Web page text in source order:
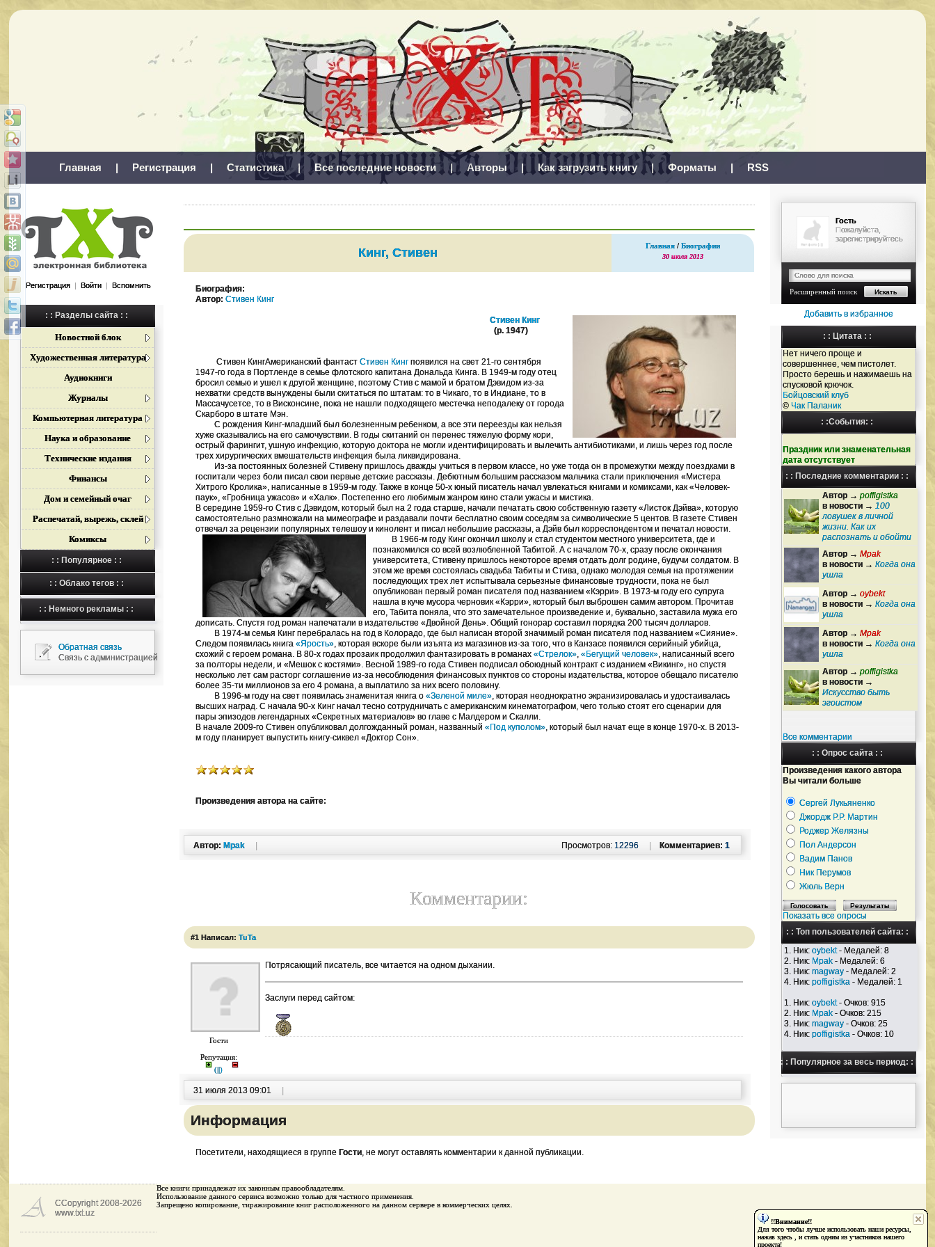
!!Внимание!!
Для того чтобы лучше использовать наши ресурсы,
нажав здесь , и стать одним из участников нашего
проекта!
Главная | Регистрация | Статистика | Все последние новости | Авторы | Как загрузить книгу | Форматы | RSS
Регистрация | Войти | Вспомнить
: : Разделы сайта : :
Новостной блок
Художественная литература
Аудиокниги
Журналы
Компьютерная литература
Наука и образование
Технические издания
Финансы
Дом и семейный очаг
Распечатай, вырежь, склей
Комиксы
: : Популярное : :
: : Облако тегов : :
: : Немного рекламы : :
Обратная связь
Связь с администрацией
Гость
Пожалуйста,
зарегистрируйтесь
Расширенный поиск
Добавить в избранное
: : Цитата : :
Нет ничего проще и
совершеннее, чем пистолет.
Просто берешь и нажимаешь на
спусковой крючок.
Бойцовский клуб
© Чак Паланик
: :События: :
Праздник или знаменательная
дата отсутствует
: : Последние комментарии : :
Автор → poffigistka
в новости → 100
ловушек в личной
жизни. Как их
распознать и обойти
Автор → Mpak
в новости → Когда она
ушла
Автор → oybekt
в новости → Когда она
ушла
Автор → Mpak
в новости → Когда она
ушла
Автор → poffigistka
в новости →
Искусство быть
эгоистом
Все комментарии
: : Опрос сайта : :
Произведения какого автора
Вы читали больше
Сергей Лукьяненко
Джордж Р.Р. Мартин
Роджер Желязны
Пол Андерсон
Вадим Панов
Ник Перумов
Жюль Верн
Показать все опросы
: : Топ пользователей сайта: :
1. Ник: oybekt- Медалей: 8
2. Ник: Mpak- Медалей: 6
3. Ник: magway- Медалей: 2
4. Ник: poffigistka- Медалей: 1
1. Ник: oybekt- Очков: 915
2. Ник: Mpak- Очков: 215
3. Ник: magway- Очков: 25
4. Ник: poffigistka- Очков: 10
: : Популярное за весь период: :
Кинг, Стивен Главная /Биографии
30 июля 2013
Биография:
Автор: Стивен Кинг
Стивен Кинг
(р. 1947)
Стивен КингАмериканский фантастСтивен Кинг появился на свет 21-го сентября
1947-го года в Портленде в семье флотского капитана Дональда Кинга. В 1949-м году отец
бросил семью и ушел к другой женщине, поэтому Стив с мамой и братом Дэвидом из-за
нехватки средств вынуждены были скитаться по штатам: то в Чикаго, то в Индиане, то в
Массачусетсе, то в Висконсине, пока не нашли подходящего местечка неподалеку от города
Скарборо в штате Мэн.
С рождения Кинг-младший был болезненным ребенком, а все эти переезды как нельзя
хуже сказывались на его самочувствии. В годы скитаний он перенес тяжелую форму кори,
острый фарингит, ушную инфекцию, которую доктора не могли идентифицировать и вылечить антибиотиками, и лишь через год после
трех хирургических вмешательств инфекция была ликвидирована.
Из-за постоянных болезней Стивену пришлось дважды учиться в первом классе, но уже тогда он в промежутки между поездками в
госпитали через боли писал свои первые детские рассказы. Дебютным большим рассказом мальчика стали приключения «Мистера
Хитрого Кролика», написанные в 1959-м году. Также в конце 50-х юный писатель начал увлекаться книгами и комиксами, как «Человек-
паук», «Гробница ужасов» и «Халк». Постепенно его любимым жанром кино стали ужасы и мистика.
В середине 1959-го Стив с Дэвидом, который был на 2 года старше, начали печатать свою собственную газету «Листок Дэйва», которую
самостоятельно размножали на мимеографе и раздавали почти бесплатно своим соседям за символические 5 центов. В газете Стивен
отвечал за рецензии популярных телешоу и кинолент и писал небольшие рассказы, а Дэйв был корреспондентом и печатал новости.
В 1966-м году Кинг окончил школу и стал студентом местного университета, где и
познакомился со всей возлюбленной Табитой. А с началом 70-х, сразу после окончания
университета, Стивену пришлось некоторое время отдать долг родине, будучи солдатом. В
этом же время состоялась свадьба Табиты и Стива, однако молодая семья на протяжении
последующих трех лет испытывала серьезные финансовые трудности, пока не был
опубликован первый роман писателя под названием «Кэрри». В 1973-м году его супруга
нашла в куче мусора черновик «Кэрри», который был выброшен самим автором. Прочитав
его, Табита поняла, что это замечательное произведение и, буквально, заставила мужа его
дописать. Спустя год роман напечатали в издательстве «Двойной День». Общий гонорар составил порядка 200 тысяч долларов.
В 1974-м семья Кинг перебралась на год в Колорадо, где был написан второй значимый роман писателя под названием «Сияние».
Следом появилась книга«Ярость», которая вскоре были изъята из магазинов из-за того, что в Канзасе появился серийный убийца,
схожий с героем романа. В 80-х годах прозаик продолжил фантазировать в романах«Стрелок»,«Бегущий человек», написанный всего
за полторы недели, и «Мешок с костями». Весной 1989-го года Стивен подписал обоюдный контракт с изданием «Викинг», но спустя
несколько лет сам расторг соглашение из-за несоблюдения финансовых пунктов со стороны издательства, которое обещало писателю
более 35-ти миллионов за его 4 романа, а выплатило за них всего половину.
В 1996-м году на свет появилась знаменитая книга о«Зеленой миле», которая неоднократно экранизировалась и удостаивалась
высших наград. С начала 90-х Кинг начал тесно сотрудничать с американским кинематографом, чего только стоят его сценарии для
пары эпизодов легендарных «Секретных материалов» во главе с Малдером и Скалли.
В начале 2009-го Стивен опубликовал долгожданный роман, названный«Под куполом», который был начат еще в конце 1970-х. В 2013-
м году планирует выпустить книгу-сиквел «Доктор Сон».
Произведения автора на сайте:
Автор: Mpak Комментариев: 1
Просмотров: 12296
Комментарии:
#1 Написал:TuTa
Гости
Репутация:
(||)
Потрясающий писатель, все читается на одном дыхании.
Заслуги перед сайтом:
31 июля 2013 09:01
Информация
Посетители, находящиеся в группе Гости, не могут оставлять комментарии к данной публикации.
CCopyright 2008-2026
www.txt.uz
Все книги принадлежaт их законным правообладателям.
Использование данного сервиса возможно только для частного применения.
Запрещено копирование, тиражирование книг расположенного на данном сервере в коммерческих целях.